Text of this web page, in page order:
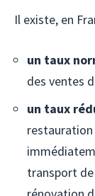
Il existe, en
un taux
des ventes
un taux
transport